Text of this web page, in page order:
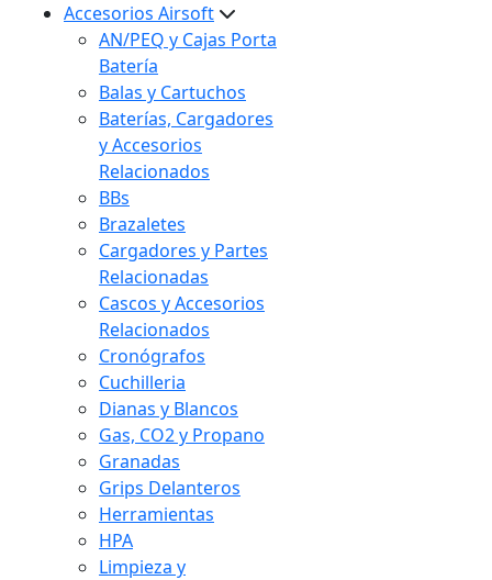
Accesorios Airsoft
AN/PEQ y Cajas Porta
Batería
Balas y Cartuchos
Baterías, Cargadores
y Accesorios
Relacionados
BBs
Brazaletes
Cargadores y Partes
Relacionadas
Cascos y Accesorios
Relacionados
Cronógrafos
Cuchilleria
Dianas y Blancos
Gas, CO2 y Propano
Granadas
Grips Delanteros
Herramientas
HPA
Limpieza y